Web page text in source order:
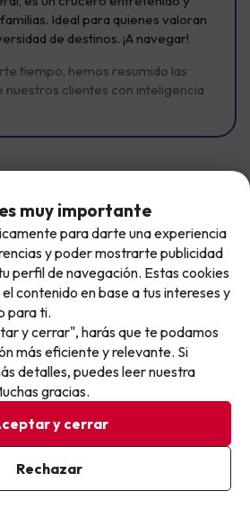
Ideal para quienes valoran
de destinos. ¡A navegar!
tiempo, hemos resumido las
nuestros clientes con inteligencia
Comida (17) Limpieza
al siguiente.
pero cada día lanzamos
para viajar mejor y pagar
no se te escape.
Ya estoy suscrito
leído y estar de acuerdo con la
muy importante
para darte una experiencia
y poder mostrarte publicidad
perfil de navegación. Estas cookies
contenido en base a tus intereses y
para ti.
y cerrar", harás que te podamos
más eficiente y relevante. Si
detalles, puedes leer nuestra
gracias.
y cerrar
Rechazar